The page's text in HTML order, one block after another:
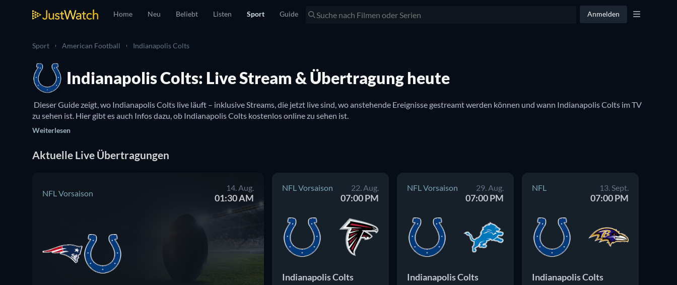
Home Neu Beliebt Listen Sport Guide Anmelden
Sport American Football Indianapolis Colts
Indianapolis Colts: Live Stream & Übertragung heute
Dieser Guide zeigt, wo Indianapolis Colts live läuft – inklusive Streams, die jetzt live sind, wo anstehende Ereignisse gestreamt werden können und wann Indianapolis Colts im TV
Weiterlesen
Aktuelle Live Übertragungen
NFL Vorsaison
14. Aug.
01:30 AM
NFL Vorsaison 22. Aug.
07:00 PM
Indianapolis Colts
NFL Vorsaison 29. Aug.
07:00 PM
Indianapolis Colts
NFL 13. Sept.
07:00 PM
Indianapolis Colts